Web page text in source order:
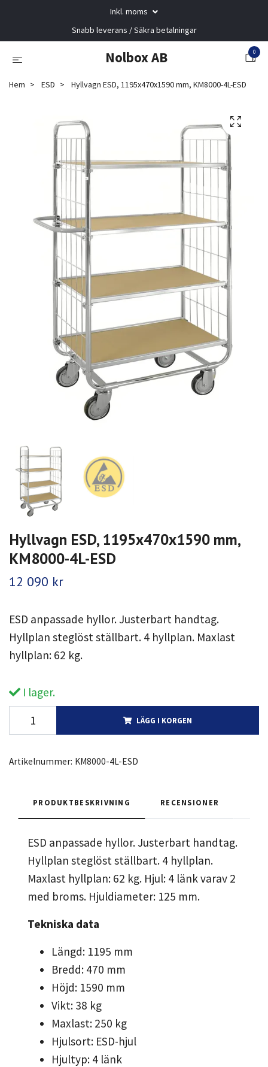
Inkl. moms
Snabb leverans / Säkra betalningar
Nolbox AB 0
Hem ESD Hyllvagn ESD, 1195x470x1590 mm, KM8000-4L-ESD
Hyllvagn ESD, 1195x470x1590 mm,
KM8000-4L-ESD
12 090 kr
ESD anpassade hyllor. Justerbart handtag.
Hyllplan steglöst ställbart. 4 hyllplan. Maxlast
hyllplan: 62 kg.
I lager.
LÄGG I KORGEN
Artikelnummer: KM8000-4L-ESD
PRODUKTBESKRIVNING RECENSIONER
ESD anpassade hyllor. Justerbart handtag.
Hyllplan steglöst ställbart. 4 hyllplan.
Maxlast hyllplan: 62 kg. Hjul: 4 länk varav 2
med broms. Hjuldiameter: 125 mm.
Tekniska data
Längd: 1195 mm
Bredd: 470 mm
Höjd: 1590 mm
Vikt: 38 kg
Maxlast: 250 kg
Hjulsort: ESD-hjul
Hjultyp: 4 länk